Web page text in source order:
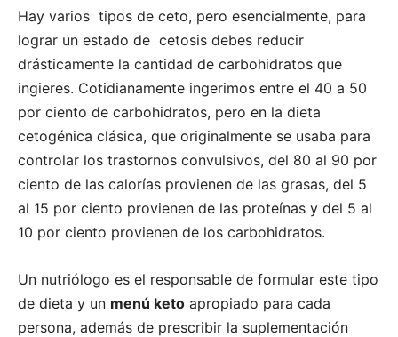
Hay varios tipos de ceto, pero esencialmente, para
lograr un estado de cetosis debes reducir
drásticamente la cantidad de carbohidratos que
ingieres. Cotidianamente ingerimos entre el 40 a 50
por ciento de carbohidratos, pero en la dieta
cetogénica clásica, que originalmente se usaba para
controlar los trastornos convulsivos, del 80 al 90 por
ciento de las calorías provienen de las grasas, del 5
al 15 por ciento provienen de las proteínas y del 5 al
10 por ciento provienen de los carbohidratos.
Un nutriólogo es el responsable de formular este tipo
de dieta y un menú keto apropiado para cada
persona, además de prescribir la suplementación